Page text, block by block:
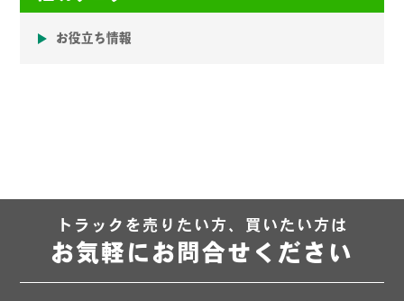
お役立ち情報
トラックを売りたい方、買いたい方は
お気軽にお問合せください